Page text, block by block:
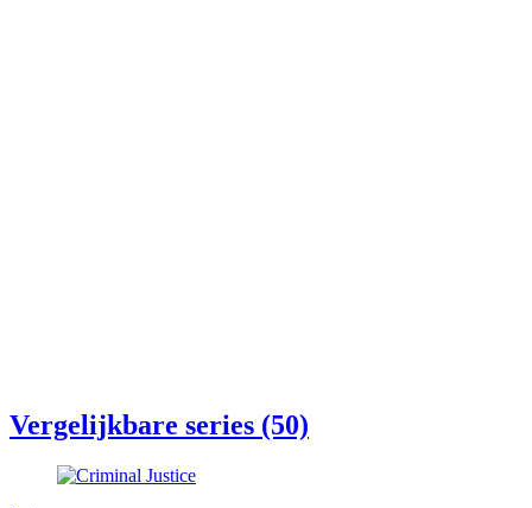
Vergelijkbare series (50)